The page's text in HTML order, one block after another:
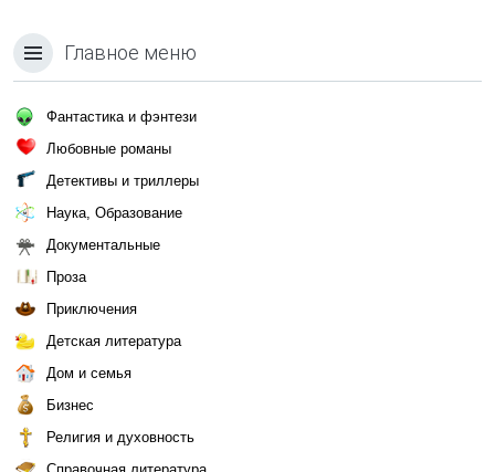
Главное меню
Фантастика и фэнтези
Любовные романы
Детективы и триллеры
Наука, Образование
Документальные
Проза
Приключения
Детская литература
Дом и семья
Бизнес
Религия и духовность